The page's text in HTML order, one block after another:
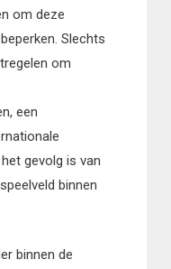
om deze
Slechts
om
een
gevolg is van
binnen
binnen de